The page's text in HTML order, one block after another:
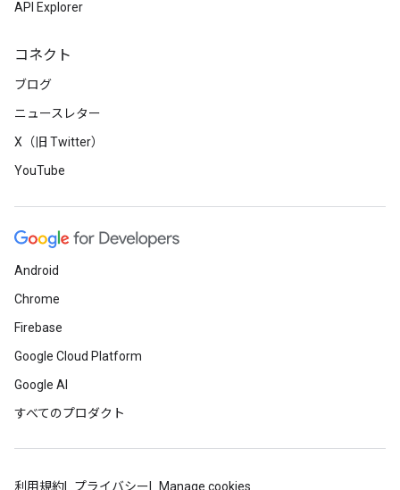
API Explorer
コネクト
ブログ
ニュースレター
X（旧 Twitter）
YouTube
Android
Chrome
Firebase
Google Cloud Platform
Google AI
すべてのプロダクト
利用規約 プライバシー Manage cookies